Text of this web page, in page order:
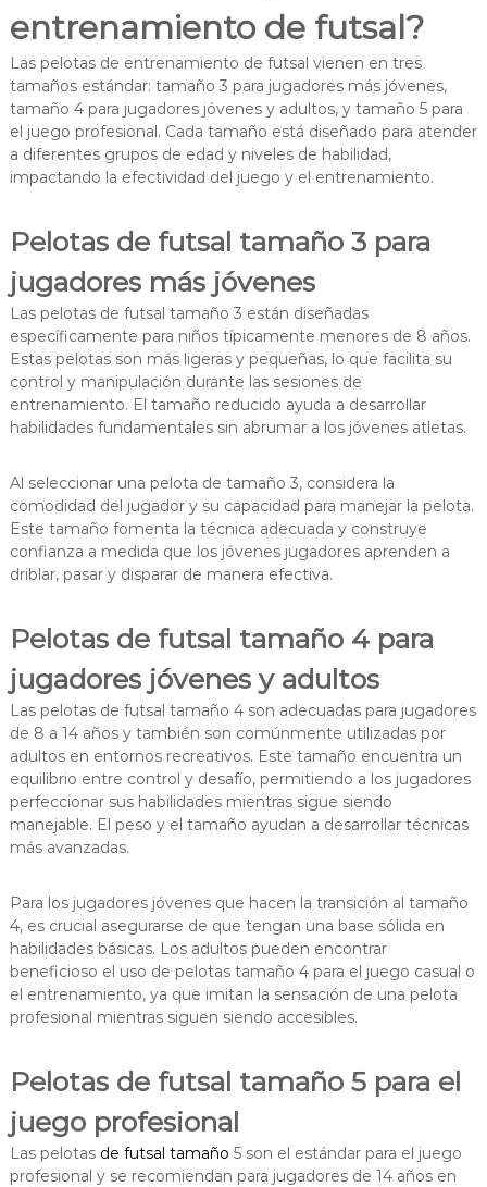
entrenamiento de futsal?
Las pelotas de entrenamiento de futsal vienen en tres
tamaños estándar: tamaño 3 para jugadores más jóvenes,
tamaño 4 para jugadores jóvenes y adultos, y tamaño 5 para
el juego profesional. Cada tamaño está diseñado para atender
a diferentes grupos de edad y niveles de habilidad,
impactando la efectividad del juego y el entrenamiento.
Pelotas de futsal tamaño 3 para
jugadores más jóvenes
Las pelotas de futsal tamaño 3 están diseñadas
específicamente para niños típicamente menores de 8 años.
Estas pelotas son más ligeras y pequeñas, lo que facilita su
control y manipulación durante las sesiones de
entrenamiento. El tamaño reducido ayuda a desarrollar
habilidades fundamentales sin abrumar a los jóvenes atletas.
Al seleccionar una pelota de tamaño 3, considera la
comodidad del jugador y su capacidad para manejar la pelota.
Este tamaño fomenta la técnica adecuada y construye
confianza a medida que los jóvenes jugadores aprenden a
driblar, pasar y disparar de manera efectiva.
Pelotas de futsal tamaño 4 para
jugadores jóvenes y adultos
Las pelotas de futsal tamaño 4 son adecuadas para jugadores
de 8 a 14 años y también son comúnmente utilizadas por
adultos en entornos recreativos. Este tamaño encuentra un
equilibrio entre control y desafío, permitiendo a los jugadores
perfeccionar sus habilidades mientras sigue siendo
manejable. El peso y el tamaño ayudan a desarrollar técnicas
más avanzadas.
Para los jugadores jóvenes que hacen la transición al tamaño
4, es crucial asegurarse de que tengan una base sólida en
habilidades básicas. Los adultos pueden encontrar
beneficioso el uso de pelotas tamaño 4 para el juego casual o
el entrenamiento, ya que imitan la sensación de una pelota
profesional mientras siguen siendo accesibles.
Pelotas de futsal tamaño 5 para el
juego profesional
Las pelotas de futsal tamaño 5 son el estándar para el juego
profesional y se recomiendan para jugadores de 14 años en